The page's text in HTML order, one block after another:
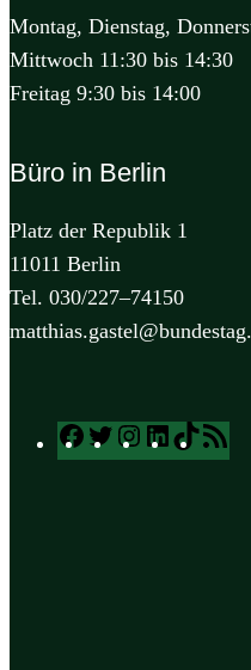
Montag, Dienstag,
Mittwoch 11:30 bis 14:30
Freitag 9:30 bis 14:00
Büro in Berlin
Platz der Republik 1
11011 Berlin
Tel. 030/227–74150
Facebook
TwitterInstagram
LinkedIn
TikTok